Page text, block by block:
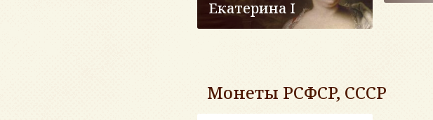
Екатерина I
Монеты РСФСР, СССР